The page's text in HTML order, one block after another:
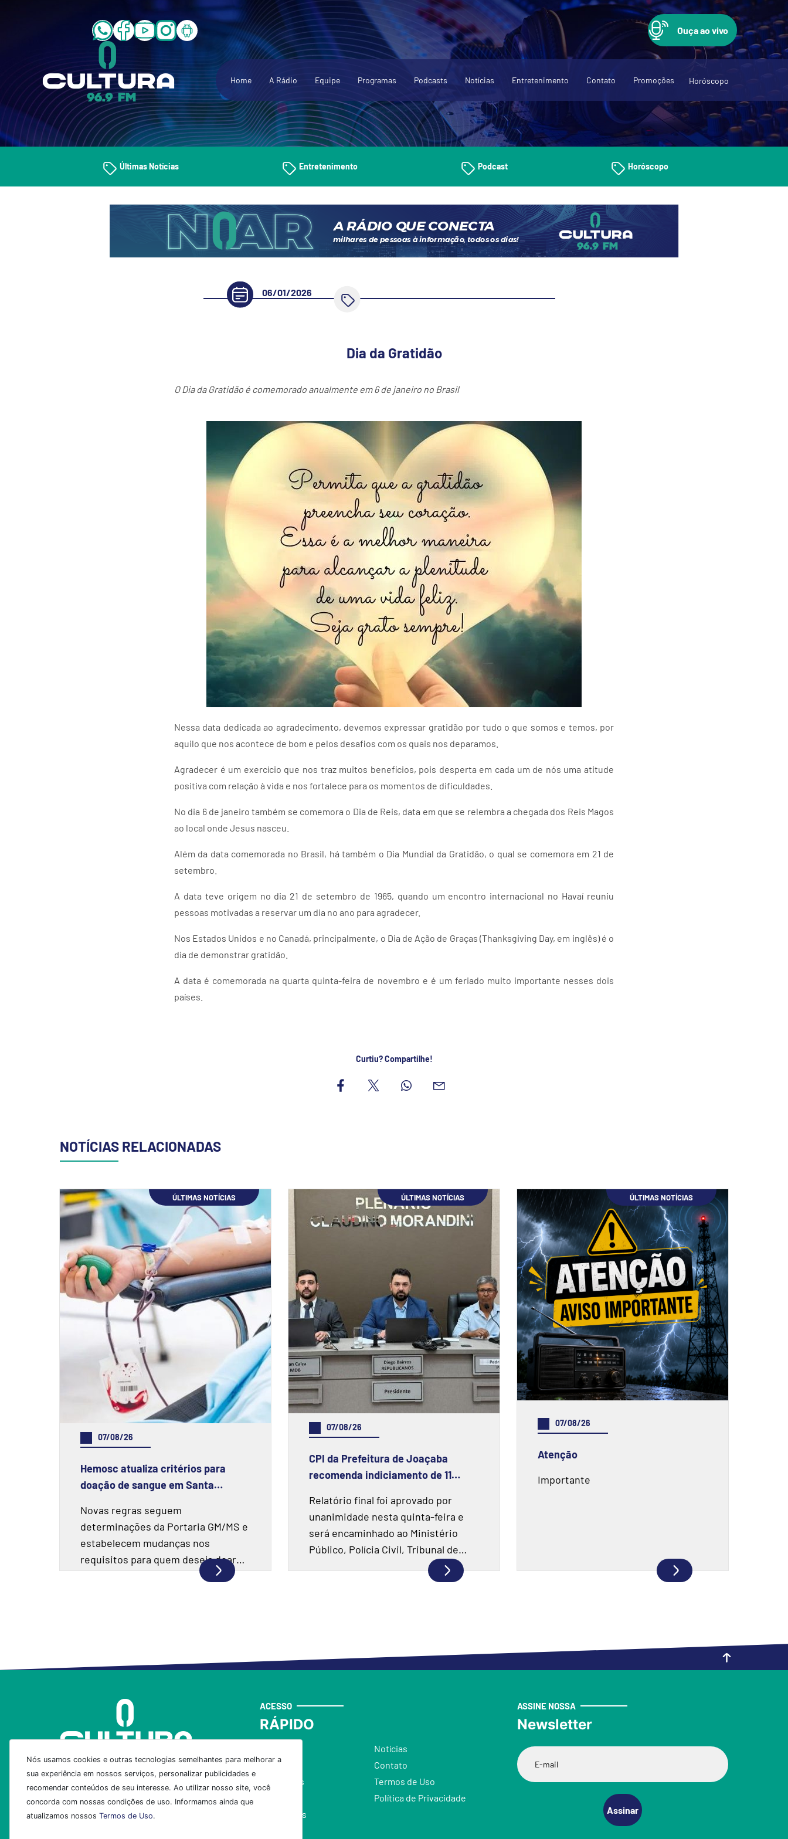
Nós usamos cookies e outras tecnologias semelhantes para melhorar a
sua experiência em nossos serviços, personalizar publicidades e
recomendar conteúdos de seu interesse. Ao utilizar nosso site, você
concorda com nossas condições de uso. Informamos ainda que
atualizamos nossos Termos de Uso.
Ouça ao vivo
Home A Rádio Equipe Programas Podcasts Notícias Entretenimento Contato Promoções Horóscopo
Últimas Notícias Entretenimento Podcast Horóscopo
06/01/2026
Dia da Gratidão
O Dia da Gratidão é comemorado anualmente em 6 de janeiro no Brasil
Nessa data dedicada ao agradecimento, devemos expressar gratidão por tudo o que somos e temos, por
aquilo que nos acontece de bom e pelos desafios com os quais nos deparamos.
Agradecer é um exercício que nos traz muitos benefícios, pois desperta em cada um de nós uma atitude
positiva com relação à vida e nos fortalece para os momentos de dificuldades.
No dia 6 de janeiro também se comemora o Dia de Reis, data em que se relembra a chegada dos Reis Magos
ao local onde Jesus nasceu.
Além da data comemorada no Brasil, há também o Dia Mundial da Gratidão, o qual se comemora em 21 de
setembro.
A data teve origem no dia 21 de setembro de 1965, quando um encontro internacional no Havaí reuniu
pessoas motivadas a reservar um dia no ano para agradecer.
Nos Estados Unidos e no Canadá, principalmente, o Dia de Ação de Graças (Thanksgiving Day, em inglês) é o
dia de demonstrar gratidão.
A data é comemorada na quarta quinta-feira de novembro e é um feriado muito importante nesses dois
países.
Curtiu? Compartilhe!
NOTÍCIAS RELACIONADAS
ÚLTIMAS NOTÍCIAS
07/08/26
Hemosc atualiza critérios para
doação de sangue em Santa
Novas regras seguem
determinações da Portaria GM/MS e
estabelecem mudanças nos
requisitos para quem deseja doar
ÚLTIMAS NOTÍCIAS
07/08/26
CPI da Prefeitura de Joaçaba
recomenda indiciamento de 11
financeiras
Relatório final foi aprovado por
unanimidade nesta quinta-feira e
será encaminhado ao Ministério
Público, Polícia Civil, Tribunal de
Contas e Prefeitura de Joaçaba.
ÚLTIMAS NOTÍCIAS
07/08/26
Atenção
Importante
ACESSO
RÁPIDO
Equipe
Programas
Promoções
Notícias
Contato
Termos de Uso
Política de Privacidade
ASSINE NOSSA
Newsletter
Assinar